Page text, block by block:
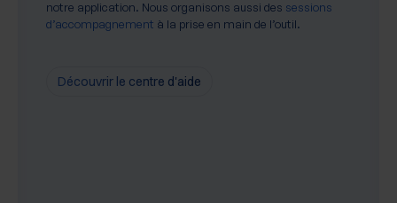
notre application. Nous organisons aussi des sessions
d’accompagnement à la prise en main de l’outil.
Découvrir le centre d'aide